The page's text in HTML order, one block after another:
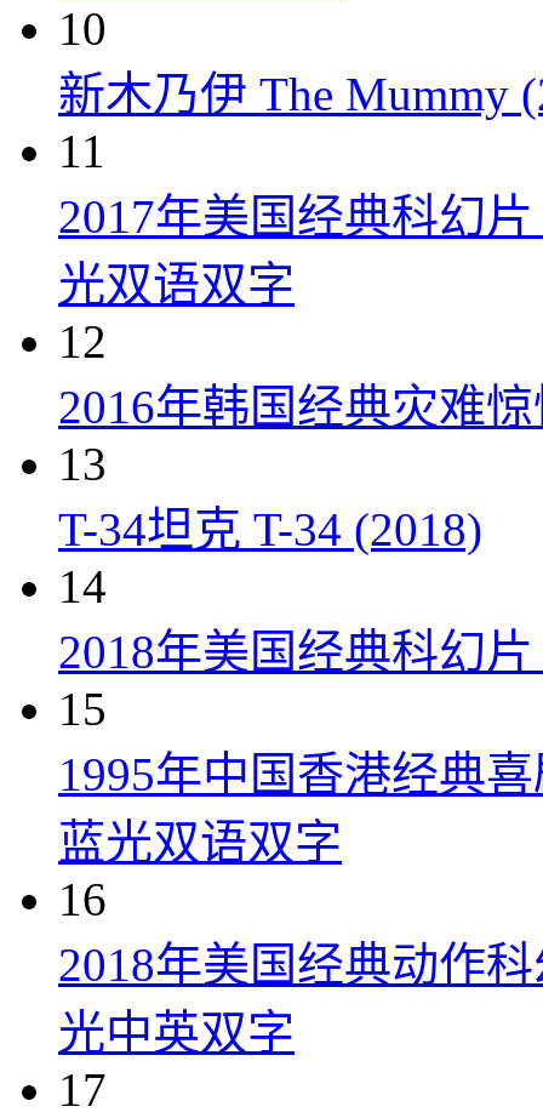
10
新木乃伊 The Mummy
11
2017年美国经典科幻
光双语双字
12
2016年韩国经典灾难
13
T-34坦克 T-34 (2018)
14
2018年美国经典科幻
15
1995年中国香港经典
蓝光双语双字
16
2018年美国经典动作
光中英双字
17